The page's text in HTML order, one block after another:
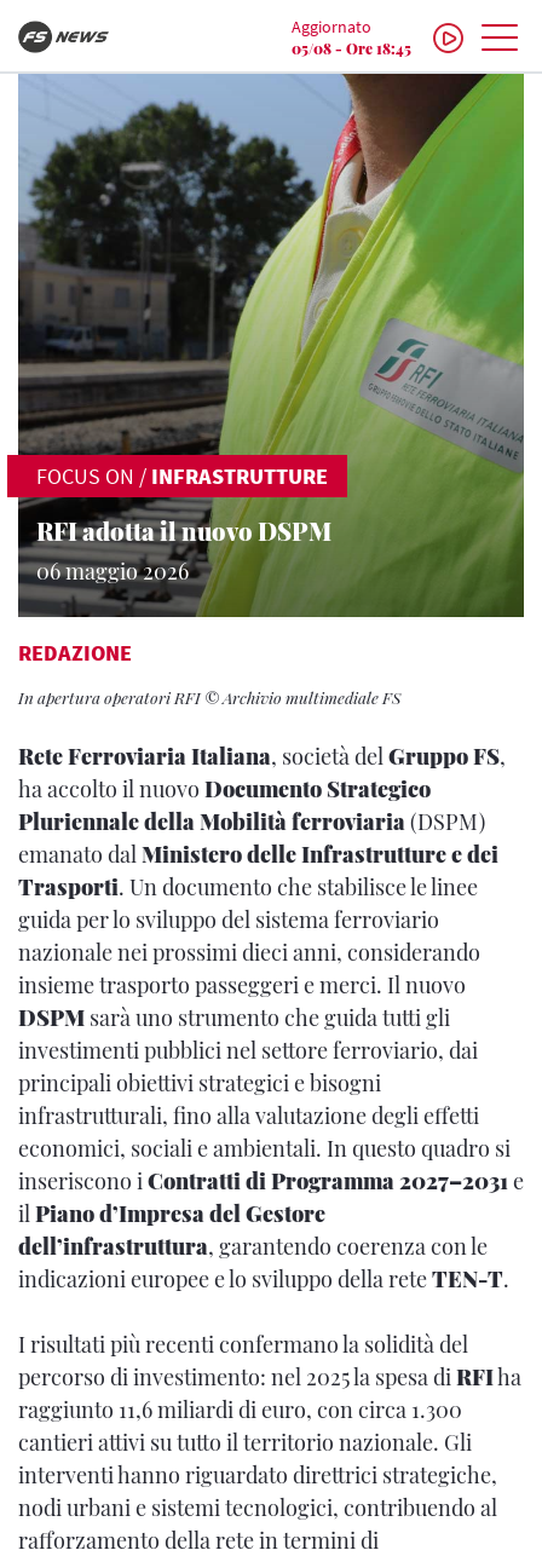
Aggiornato
05/08 - Ore 18:45
FOCUS ON / INFRASTRUTTURE
RFI adotta il nuovo DSPM
06 maggio 2026
REDAZIONE
In apertura operatori RFI © Archivio multimediale FS
Rete Ferroviaria Italiana, società delGruppo FS,
ha accolto il nuovo Documento Strategico
Pluriennale della Mobilità ferroviaria(DSPM)
emanato dalMinistero delle Infrastrutture e dei
Trasporti. Un documento che stabilisce le linee
guida per lo sviluppo del sistema ferroviario
nazionale nei prossimi dieci anni, considerando
insieme trasporto passeggeri e merci. Il nuovo
DSPM sarà uno strumento che guida tutti gli
investimenti pubblici nel settore ferroviario, dai
principali obiettivi strategici e bisogni
infrastrutturali, fino alla valutazione degli effetti
economici, sociali e ambientali. In questo quadro si
inseriscono iContratti di Programma 2027–2031e
ilPiano d’Impresa del Gestore
dell’infrastruttura, garantendo coerenza con le
indicazioni europee e lo sviluppo della reteTEN-T.
I risultati più recenti confermano la solidità del
percorso di investimento: nel 2025 la spesa diRFIha
raggiunto 11,6 miliardi di euro, con circa 1.300
cantieri attivi su tutto il territorio nazionale. Gli
interventi hanno riguardato direttrici strategiche,
nodi urbani e sistemi tecnologici, contribuendo al
rafforzamento della rete in termini di